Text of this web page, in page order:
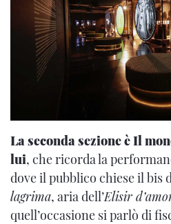
La seconda sezione è Il
lui, che ricorda la
dove il pubblico chiese il bis
lagrima, aria dell’Elisir
quell’occasione si parlò di